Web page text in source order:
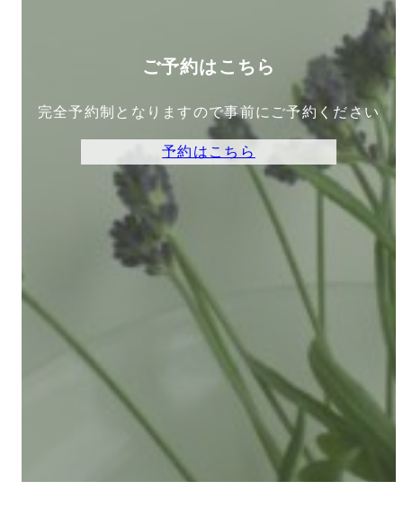
ご予約はこちら
完全予約制となりますので事前にご予約ください
予約はこちら